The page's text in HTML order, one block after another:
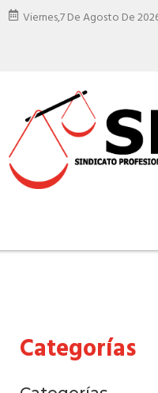
Viernes,7 De Agosto De
Categorías